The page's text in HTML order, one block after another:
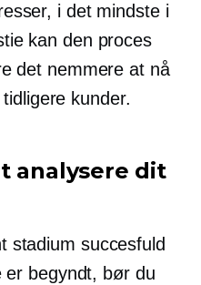
i det mindste i
kan den proces
det nemmere at nå
kunder.
analysere dit
stadium succesfuld
er begyndt, bør du